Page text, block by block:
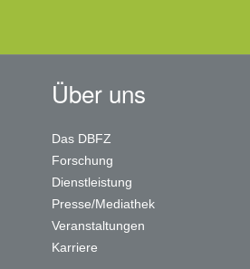
Über uns
Das DBFZ
Forschung
Dienstleistung
Presse/Mediathek
Veranstaltungen
Karriere